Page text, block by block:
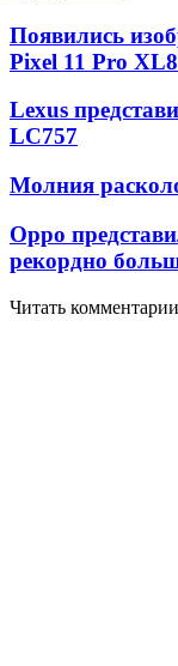
Появились
Pixel 11 Pro XL
Lexus
LC757
Молния
Oppo
рекордно
Читать комментарии